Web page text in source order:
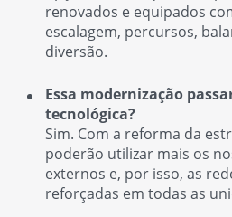
renovados e equipados
escalagem, percursos,
diversão.
Essa modernização
tecnológica?
Sim. Com a reforma da
poderão utilizar mais os
externos e, por isso, as
reforçadas em todas as